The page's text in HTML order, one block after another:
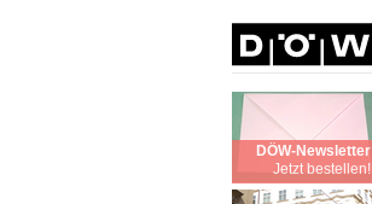
DÖW-Newsletter
Jetzt bestellen!